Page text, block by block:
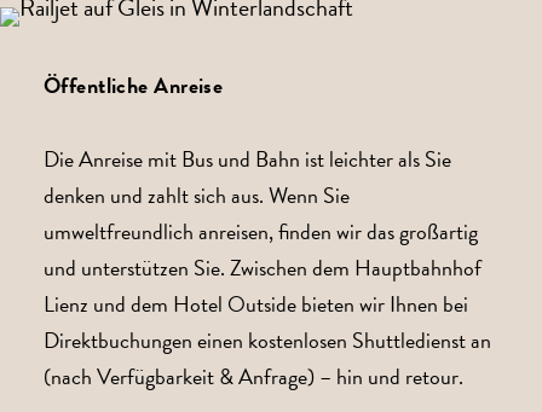
Öffentliche Anreise
Die Anreise mit Bus und Bahn ist leichter als Sie
denken und zahlt sich aus. Wenn Sie
umweltfreundlich anreisen, finden wir das großartig
und unterstützen Sie. Zwischen dem Hauptbahnhof
Lienz und dem Hotel Outside bieten wir Ihnen bei
Direktbuchungen einen kostenlosen Shuttledienst an
(nach Verfügbarkeit & Anfrage) – hin und retour.